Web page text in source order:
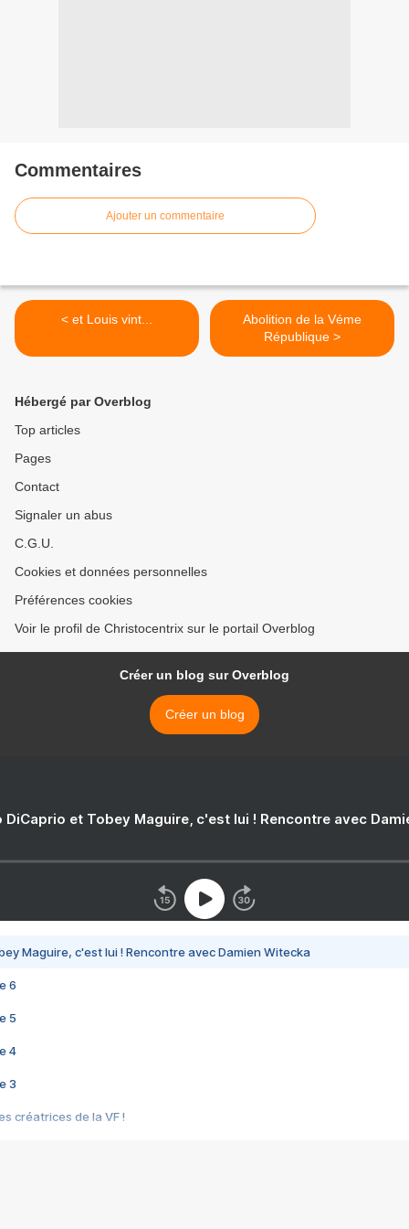
Commentaires
Ajouter un commentaire
< et Louis vint...
Abolition de la Véme
République >
Hébergé par Overblog
Top articles
Pages
Contact
Signaler un abus
C.G.U.
Cookies et données personnelles
Préférences cookies
Voir le profil de Christocentrix sur le portail Overblog
Créer un blog sur Overblog
Créer un blog
DiCaprio et Tobey Maguire, c'est lui ! Rencontre avec
Maguire, c'est lui ! Rencontre avec Damien Witecka
6
5
4
3
créatrices de la VF !